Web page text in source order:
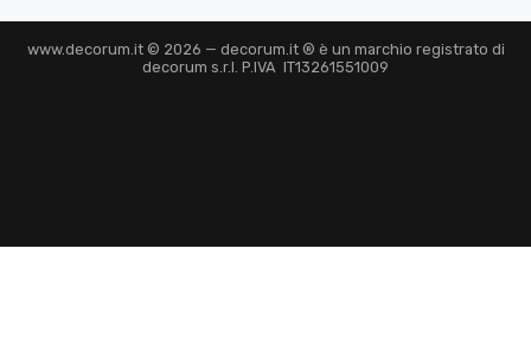
www.decorum.it © 2026 — decorum.it ® è un marchio registrato di
decorum s.r.l. P.IVA IT13261551009